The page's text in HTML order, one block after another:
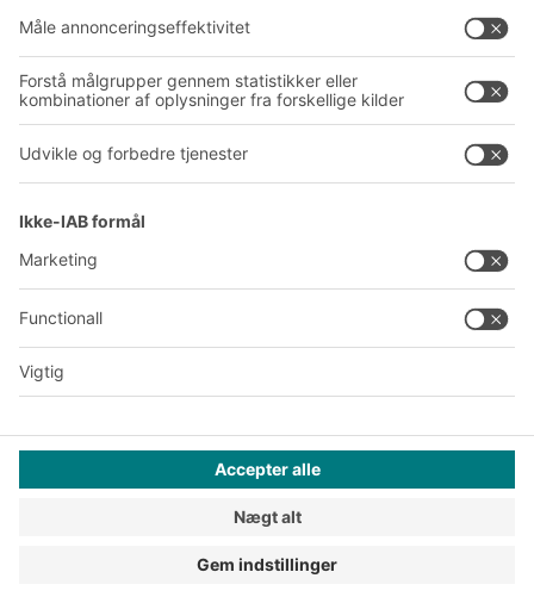
Vores globale netværk
Produktionssteder
BIT O
F
YOUR LIFE.
+45 7021 5151
Dette tilbud henvender sig til industri, håndværk, handel og
liberale erhverv til brug i forbindelse med selvstændig,
erhvervsmæssig eller kommerciel virksomhed.